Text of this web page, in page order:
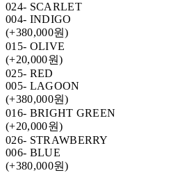
024- SCARLET
004- INDIGO
(+380,000원)
015- OLIVE
(+20,000원)
025- RED
005- LAGOON
(+380,000원)
016- BRIGHT GREEN
(+20,000원)
026- STRAWBERRY
006- BLUE
(+380,000원)